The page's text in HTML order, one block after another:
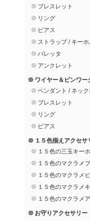
ブレスレット
リング
ピアス
ストラップ / キー
バレッタ
アンクレット
ワイヤー＆ピンワー
ペンダント / ネック
ブレスレット
リング
ピアス
１５色揃えアクセサ
１５色の三玉キー
１５色のマクラメ
１５色のマクラメ
１５色のマクラメ
１５色のマクラメ
お守りアクセサリー